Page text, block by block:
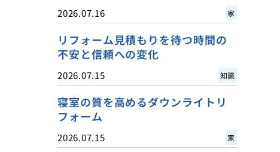
2026.07.16 家
リフォーム見積もりを待つ時間の
不安と信頼への変化
2026.07.15 知識
寝室の質を高めるダウンライトリ
フォーム
2026.07.15 家